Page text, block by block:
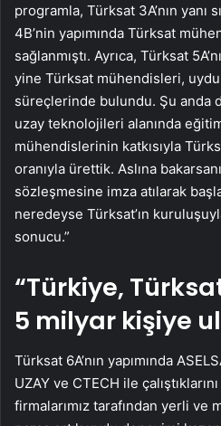
programla, Türksat 3A’nın yanı
4B’nin yapımında Türksat
sağlanmıştı. Ayrıca, Türksat
yine Türksat mühendisleri,
süreçlerinde bulundu. Şu anda
uzay teknolojileri alanında
mühendislerinin katkısıyla
oranıyla ürettik. Aslına
sözleşmesine imza atılarak
neredeyse Türksat’ın
sonucu.”
“Türkiye,
5 milyar kişiye
Türksat 6A’nın yapımında
UZAY ve CTECH ile
firmalarımız tarafından yerli